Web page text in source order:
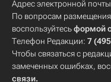
Адрес электронной
По вопросам
воспользуйтесьформой
Телефон Редакции: 7
Чтобы связаться с
замеченных ошибках,
связи.